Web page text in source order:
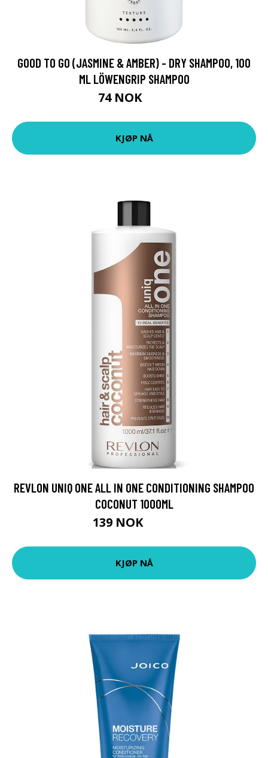
GOOD TO GO (JASMINE & AMBER) - DRY SHAMPOO, 100
ML LÖWENGRIP SHAMPOO
74 NOK
KJØP NÅ
REVLON UNIQ ONE ALL IN ONE CONDITIONING SHAMPOO
COCONUT 1000ML
139 NOK
KJØP NÅ